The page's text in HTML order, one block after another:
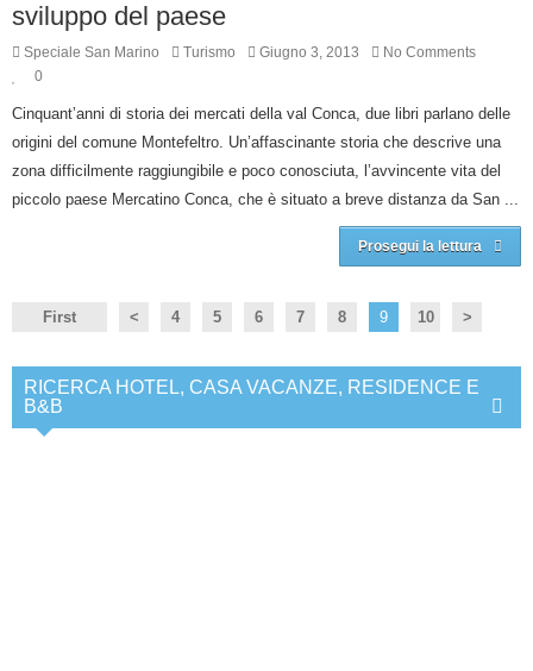
sviluppo del paese
Speciale San Marino Turismo Giugno 3, 2013
No Comments
0
Cinquant’anni di storia dei mercati della val Conca, due libri parlano delle
origini del comune Montefeltro. Un’affascinante storia che descrive una
zona difficilmente raggiungibile e poco conosciuta, l’avvincente vita del
piccolo paese Mercatino Conca, che è situato a breve distanza da San ...
Prosegui la lettura
First < 4 5 6 7 8 9 10 >
RICERCA HOTEL, CASA VACANZE, RESIDENCE E
B&B